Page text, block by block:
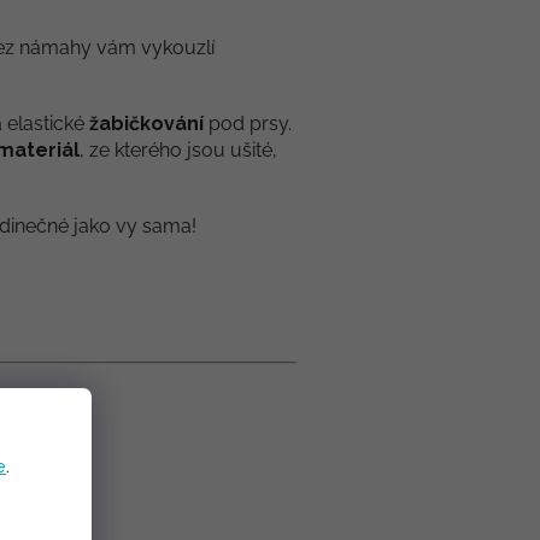
.
námahy vám vykouzlí
elastické žabičkování pod prsy.
, ze kterého jsou ušité,
jako vy sama!